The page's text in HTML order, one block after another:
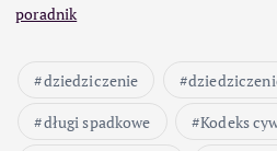
poradnik
dziedziczenie
długi spadkowe
Kodeks